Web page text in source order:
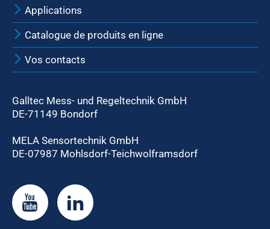
Applications
Catalogue de produits en ligne
Vos contacts
Galltec Mess- und Regeltechnik GmbH
DE-71149 Bondorf
MELA Sensortechnik GmbH
DE-07987 Mohlsdorf-Teichwolframsdorf